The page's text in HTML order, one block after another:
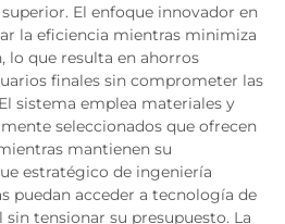
El enfoque innovador en
la eficiencia mientras minimiza
lo que resulta en ahorros
finales sin comprometer las
sistema emplea materiales y
seleccionados que ofrecen
mantienen su
estratégico de ingeniería
puedan acceder a tecnología de
tensionar su presupuesto. La